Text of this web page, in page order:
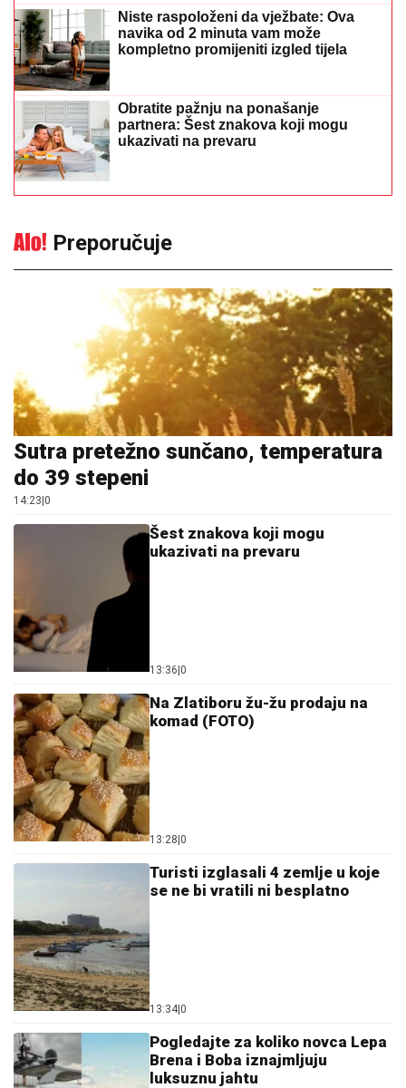
Niste raspoloženi da vježbate: Ova
navika od 2 minuta vam može
kompletno promijeniti izgled tijela
Obratite pažnju na ponašanje
partnera: Šest znakova koji mogu
ukazivati na prevaru
Preporučuje
Sutra pretežno sunčano, temperatura
do 39 stepeni
14:23|0
Šest znakova koji mogu
ukazivati na prevaru
13:36|0
Na Zlatiboru žu-žu prodaju na
komad (FOTO)
13:28|0
Turisti izglasali 4 zemlje u koje
se ne bi vratili ni besplatno
13:34|0
Pogledajte za koliko novca Lepa
Brena i Boba iznajmljuju
luksuznu jahtu